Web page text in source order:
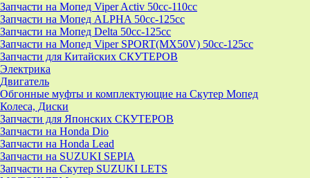
Запчасти на Мопед Viper Activ 50cc-110cc
Запчасти на Мопед ALPHA 50cc-125cc
Запчасти на Мопед Delta 50cc-125cc
Запчасти на Мопед Viper SPORT(MX50V) 50cc-125cc
Запчасти для Китайских СКУТЕРОВ
Электрика
Двигатель
Обгонные муфты и комплектующие на Скутер Мопед
Колеса, Диски
Запчасти для Японских СКУТЕРОВ
Запчасти на Honda Dio
Запчасти на Honda Lead
Запчасти на SUZUKI SEPIA
Запчасти на Скутер SUZUKI LETS